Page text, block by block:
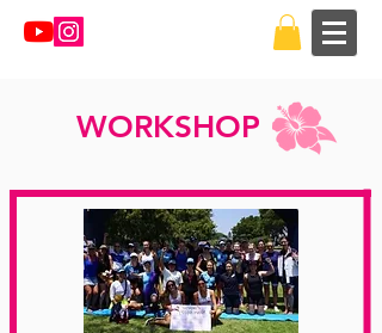
WORKSHOP